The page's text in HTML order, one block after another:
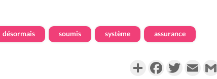
désormais soumis système assurance
PartagerFacebookTwitterEmail